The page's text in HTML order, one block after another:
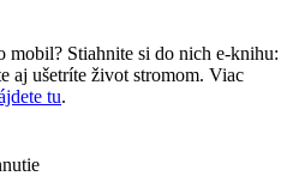
mobil? Stiahnite si do nich e-knihu:
aj ušetríte život stromom. Viac
tu.